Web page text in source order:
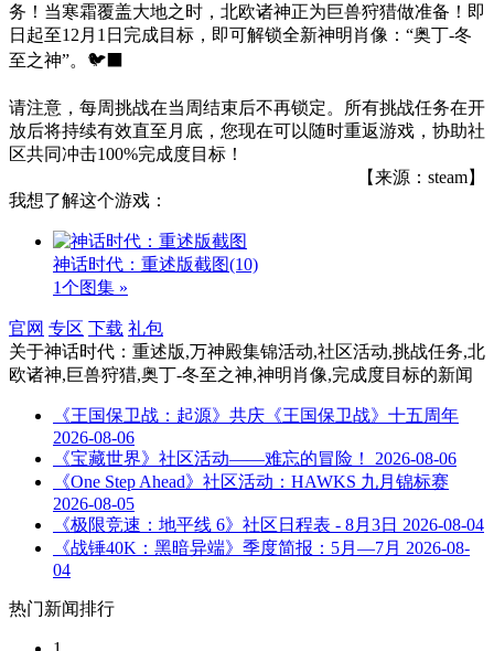
务！当寒霜覆盖大地之时，北欧诸神正为巨兽狩猎做准备！即
日起至12月1日完成目标，即可解锁全新神明肖像：“奥丁-冬
至之神”。🐦‍⬛
请注意，每周挑战在当周结束后不再锁定。所有挑战任务在开
放后将持续有效直至月底，您现在可以随时重返游戏，协助社
区共同冲击100%完成度目标！
【来源：steam】
我想了解这个游戏：
神话时代：重述版截图(10)
1个图集 »
官网 专区 下载 礼包
关于神话时代：重述版,万神殿集锦活动,社区活动,挑战任务,北
欧诸神,巨兽狩猎,奥丁-冬至之神,神明肖像,完成度目标的新闻
《王国保卫战：起源》共庆《王国保卫战》十五周年
2026-08-06
《宝藏世界》社区活动——难忘的冒险！
2026-08-06
《One Step Ahead》社区活动：HAWKS 九月锦标赛
2026-08-05
《极限竞速：地平线 6》社区日程表 - 8月3日 2026-08-04
《战锤40K：黑暗异端》季度简报：5月—7月 2026-08-
04
热门新闻排行